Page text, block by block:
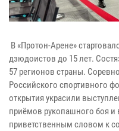
В «Протон-Арене»
дзюдоистов до 15 лет.
57 регионов страны.
Российского спортивного
открытия украсили
приёмов рукопашного боя и
приветственным словом к